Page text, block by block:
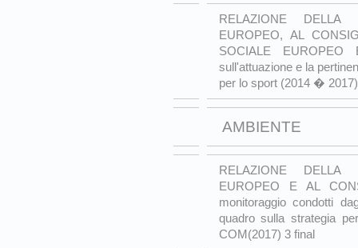
RELAZIONE DELLA
EUROPEO, AL
SOCIALE
sull'attuazione e la
per lo sport (2014 �
AMBIENTE
RELAZIONE DELLA
EUROPEO E AL
monitoraggio condotti
quadro sulla strategia
COM(2017) 3 final